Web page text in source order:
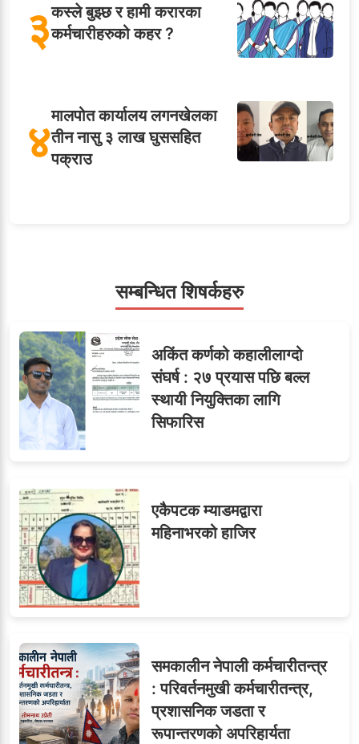
३कस्ले बुझ्छ र हामी करारका
कर्मचारीहरुको कहर ?
४मालपोत कार्यालय लगनखेलका
तीन नासु ३ लाख घुससहित
पक्राउ
६सहसचिवमा प्रथम भएका
विजयकुमार शर्माको लोकसेवा
टिप्स
७
८ जुनियरलाई दोहोरो जिम्मेवारी,
मन्त्रालयभित्र असन्तुष्टि
९ओएनएमका नाममा अत्याचार :
सब–इन्जिनियरहरुको गम्भीर
ध्यानाकर्षण
सम्बन्धित शिषर्कहरु
अकिंत कर्णको कहालीलाग्दो
संघर्ष : २७ प्रयास पछि बल्ल
स्थायी नियुक्तिका लागि
सिफारिस
एकैपटक म्याडमद्वारा
महिनाभरको हाजिर
समकालीन नेपाली कर्मचारीतन्त्र
: परिवर्तनमुखी कर्मचारीतन्त्र,
प्रशासनिक जडता र
रूपान्तरणको अपरिहार्यता